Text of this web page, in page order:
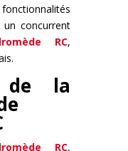
un concurrent
RC,
de la
RC,